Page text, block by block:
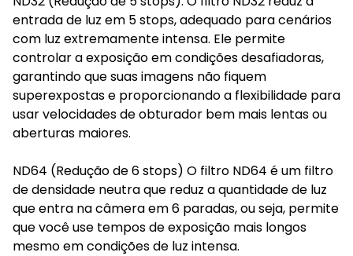
entrada de luz em 5 stops, adequado para cenários
com luz extremamente intensa. Ele permite
controlar a exposição em condições desafiadoras,
garantindo que suas imagens não fiquem
superexpostas e proporcionando a flexibilidade para
usar velocidades de obturador bem mais lentas ou
aberturas maiores.
ND64 (Redução de 6 stops) O filtro ND64 é um filtro
de densidade neutra que reduz a quantidade de luz
que entra na câmera em 6 paradas, ou seja, permite
que você use tempos de exposição mais longos
mesmo em condições de luz intensa.